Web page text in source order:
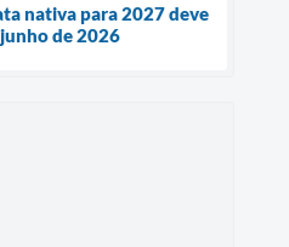
nativa para 2027 deve
de 2026